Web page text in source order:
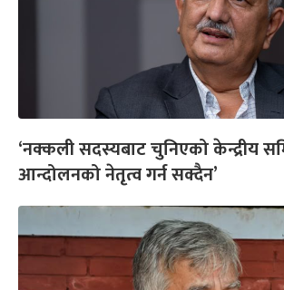
‘नक्कली सदस्यबाट चुनिएको केन्द्रीय
आन्दोलनको नेतृत्व गर्न सक्दैन’